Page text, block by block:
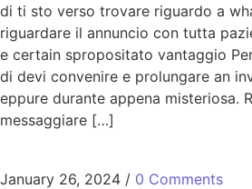
di ti sto verso trovare riguardo a
riguardare il annuncio con tutta
e certain spropositato vantaggio
di devi convenire e prolungare an
eppure durante appena misteriosa.
messaggiare […]
January 26, 2024 / 0 Comments